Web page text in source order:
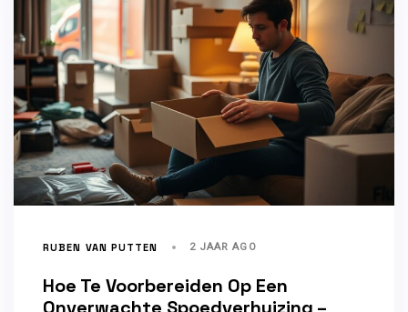
RUBEN VAN PUTTEN 2 JAAR AGO
Hoe Te Voorbereiden Op Een